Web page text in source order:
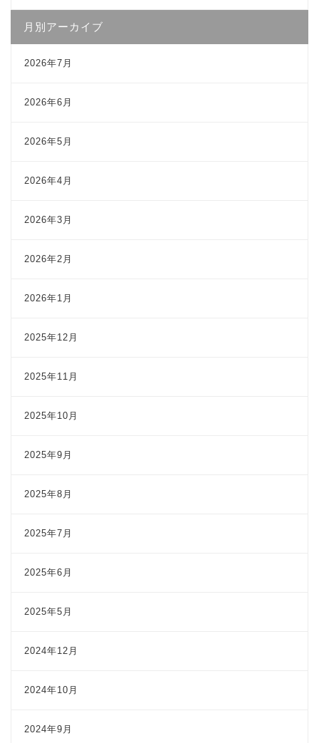
月別アーカイブ
2026年7月
2026年6月
2026年5月
2026年4月
2026年3月
2026年2月
2026年1月
2025年12月
2025年11月
2025年10月
2025年9月
2025年8月
2025年7月
2025年6月
2025年5月
2024年12月
2024年10月
2024年9月